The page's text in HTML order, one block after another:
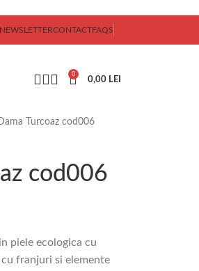
NEWSLETTERCONTACTFAQS
0
0,00 LEI
Turcoaz cod006
cod006
piele ecologica cu
franjuri si elemente